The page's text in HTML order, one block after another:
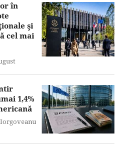
în
şi
cel mai
1,4%